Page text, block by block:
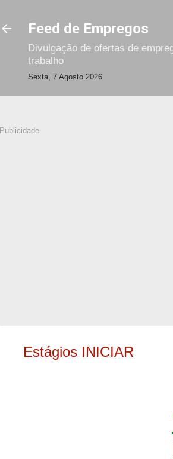
Feed de Empregos
Divulgação de ofertas de
trabalho
Sexta, 7 Agosto 2026
Publicidade
Estágios INICIAR